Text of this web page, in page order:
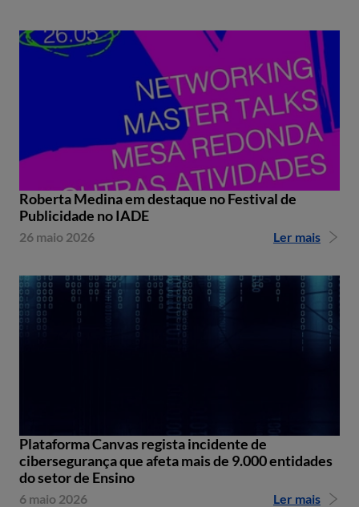
Roberta Medina em destaque no Festival de
Publicidade no IADE
26 maio 2026 Ler mais
Plataforma Canvas regista incidente de
cibersegurança que afeta mais de 9.000 entidades
do setor de Ensino
6 maio 2026 Ler mais